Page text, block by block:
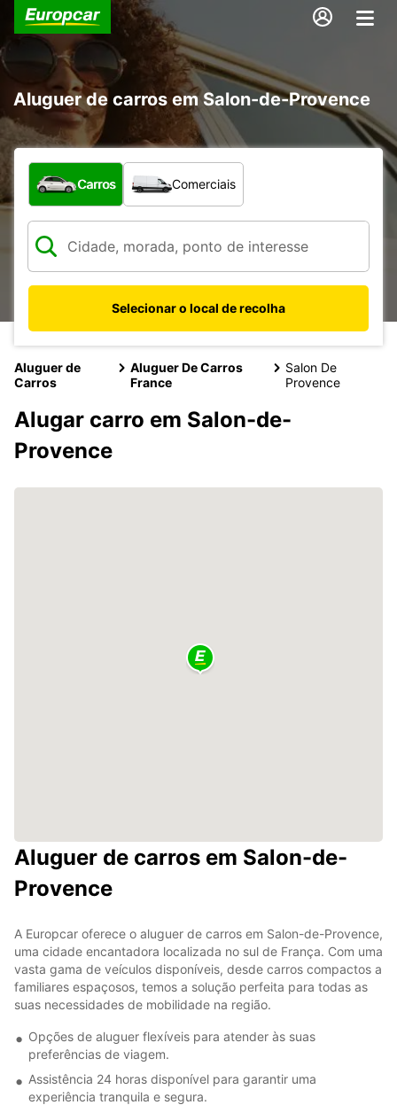
Aluguer de carros em Salon-de-Provence
Que tipo de veículo pretende?
Carros Comerciais
Selecionar o local de recolha
Aluguer de
Carros
Aluguer De Carros
France
Salon De
Provence
Alugar carro em Salon-de-
Provence
Aluguer de carros em Salon-de-
Provence
A Europcar oferece o aluguer de carros em Salon-de-Provence,
uma cidade encantadora localizada no sul de França. Com uma
vasta gama de veículos disponíveis, desde carros compactos a
familiares espaçosos, temos a solução perfeita para todas as
suas necessidades de mobilidade na região.
Opções de aluguer flexíveis para atender às suas
preferências de viagem.
Assistência 24 horas disponível para garantir uma
experiência tranquila e segura.